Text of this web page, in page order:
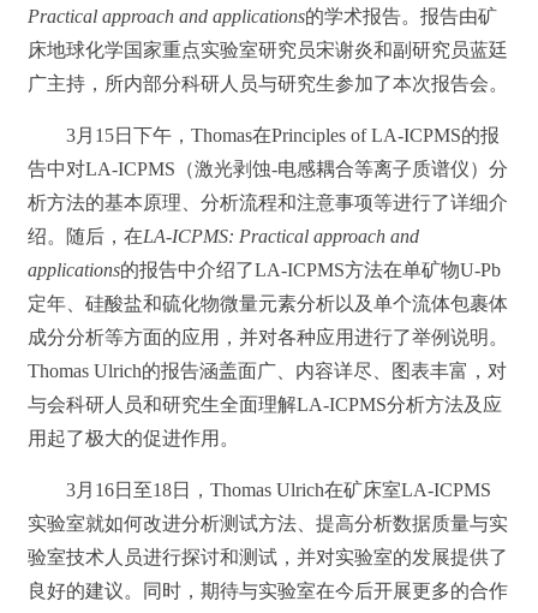
Practical approach and applications的学术报告。报告由矿
床地球化学国家重点实验室研究员宋谢炎和副研究员蓝廷
广主持，所内部分科研人员与研究生参加了本次报告会。
3月15日下午，Thomas在Principles of LA-ICPMS的报
告中对LA-ICPMS（激光剥蚀-电感耦合等离子质谱仪）分
析方法的基本原理、分析流程和注意事项等进行了详细介
绍。随后，在LA-ICPMS: Practical approach and
applications的报告中介绍了LA-ICPMS方法在单矿物U-Pb
定年、硅酸盐和硫化物微量元素分析以及单个流体包裹体
成分分析等方面的应用，并对各种应用进行了举例说明。
Thomas Ulrich的报告涵盖面广、内容详尽、图表丰富，对
与会科研人员和研究生全面理解LA-ICPMS分析方法及应
用起了极大的促进作用。
3月16日至18日，Thomas Ulrich在矿床室LA-ICPMS
实验室就如何改进分析测试方法、提高分析数据质量与实
验室技术人员进行探讨和测试，并对实验室的发展提供了
良好的建议。同时，期待与实验室在今后开展更多的合作